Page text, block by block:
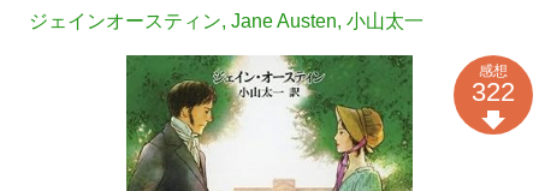
ジェインオースティン, Jane Austen, 小山太一
感想
322